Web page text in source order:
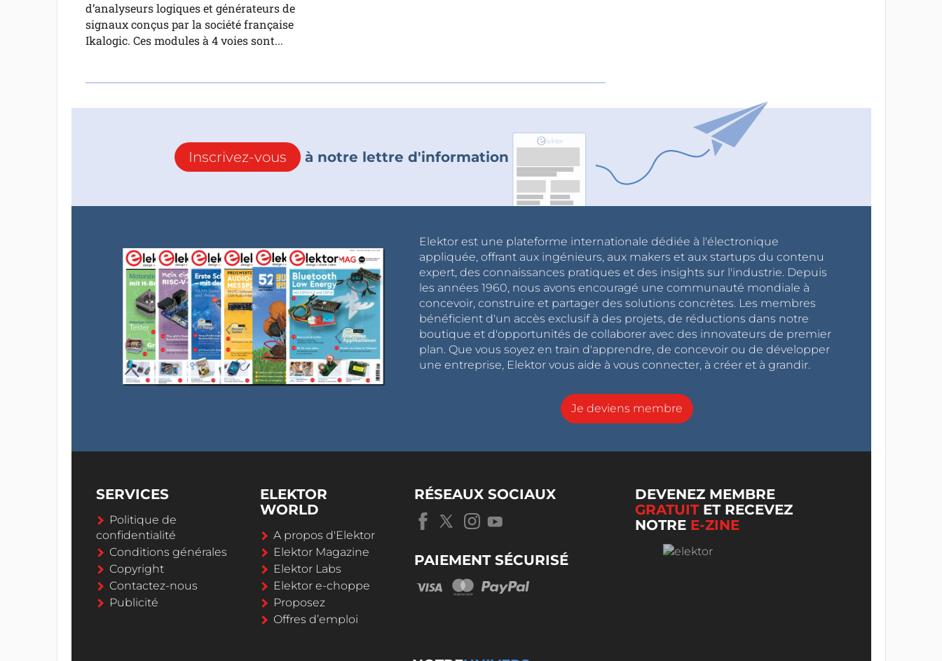
d’analyseurs logiques et générateurs de
signaux conçus par la société française
Ikalogic. Ces modules à 4 voies sont...
Inscrivez-vous à notre lettre d'information
Elektor est une plateforme internationale dédiée à l'électronique
appliquée, offrant aux ingénieurs, aux makers et aux startups du contenu
expert, des connaissances pratiques et des insights sur l'industrie. Depuis
les années 1960, nous avons encouragé une communauté mondiale à
concevoir, construire et partager des solutions concrètes. Les membres
bénéficient d'un accès exclusif à des projets, de réductions dans notre
boutique et d'opportunités de collaborer avec des innovateurs de premier
plan. Que vous soyez en train d'apprendre, de concevoir ou de développer
une entreprise, Elektor vous aide à vous connecter, à créer et à grandir.
Je deviens membre
SERVICES
Politique de
confidentialité
Conditions générales
Copyright
Contactez-nous
Publicité
ELEKTOR
WORLD
A propos d'Elektor
Elektor Magazine
Elektor Labs
Elektor e-choppe
Proposez
Offres d’emploi
RÉSEAUX SOCIAUX
PAIEMENT SÉCURISÉ
DEVENEZ MEMBRE
GRATUITET RECEVEZ
NOTRE E-ZINE